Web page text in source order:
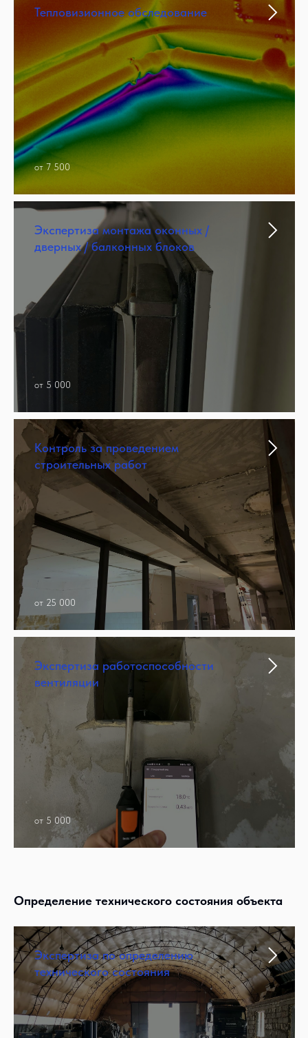
Тепловизионное обследование
от 7 500
Экспертиза монтажа оконных /
дверных / балконных блоков
от 5 000
Контроль за проведением
строительных работ
от 25 000
Экспертиза работоспособности
вентиляции
от 5 000
Определение технического состояния объекта
Экспертиза по определению
технического состояния